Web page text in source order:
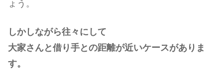
ょう。
しかしながら往々にして
大家さんと借り手との距離が近いケースがありま
す。